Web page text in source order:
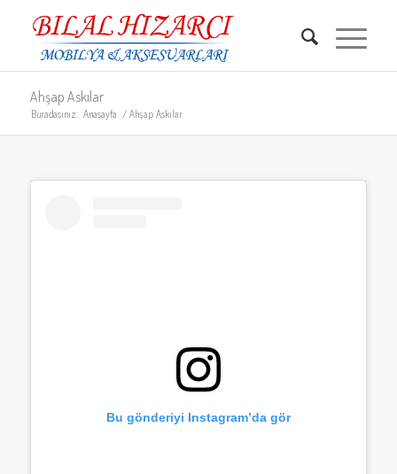
Ahşap Askılar
Buradasınız: Anasayfa /Ahşap Askılar
Bu gönderiyi Instagram’da gör